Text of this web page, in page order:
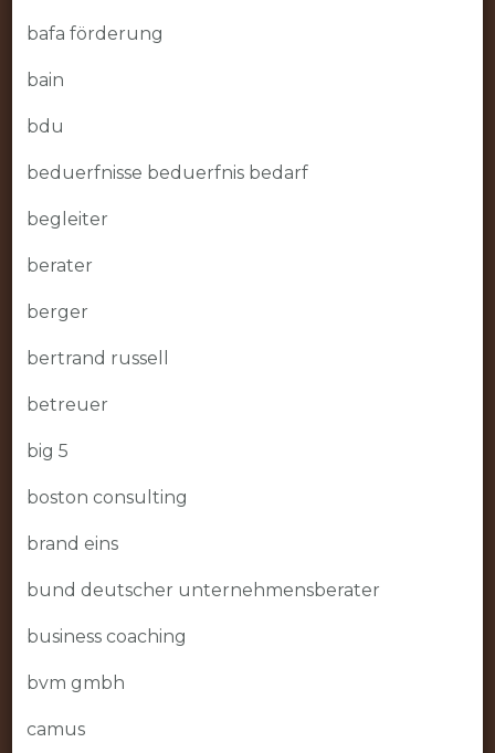
bafa förderung
bain
bdu
beduerfnisse beduerfnis bedarf
begleiter
berater
berger
bertrand russell
betreuer
big 5
boston consulting
brand eins
bund deutscher unternehmensberater
business coaching
bvm gmbh
camus